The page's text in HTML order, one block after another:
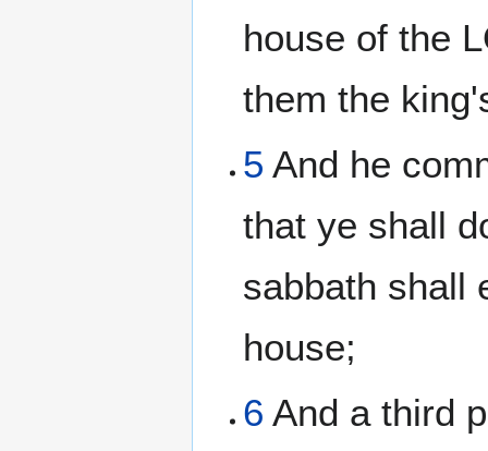
house of the
them the
5 And he
that ye shall
sabbath shall
house;
6 And a third